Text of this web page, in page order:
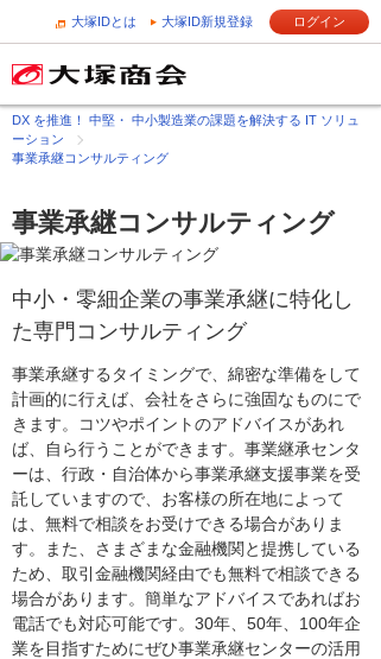
大塚IDとは 大塚ID新規登録 ログイン
DX を推進！ 中堅・ 中小製造業の課題を解決する IT ソリュ
ーション
事業承継コンサルティング
事業承継コンサルティング
中小・零細企業の事業承継に特化し
た専門コンサルティング
事業承継するタイミングで、綿密な準備をして
計画的に行えば、会社をさらに強固なものにで
きます。コツやポイントのアドバイスがあれ
ば、自ら行うことができます。事業継承センタ
ーは、行政・自治体から事業承継支援事業を受
託していますので、お客様の所在地によって
は、無料で相談をお受けできる場合がありま
す。また、さまざまな金融機関と提携している
ため、取引金融機関経由でも無料で相談できる
場合があります。簡単なアドバイスであればお
電話でも対応可能です。30年、50年、100年企
業を目指すためにぜひ事業承継センターの活用